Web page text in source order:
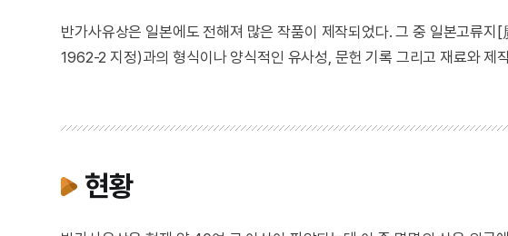
반가사유상은 일본에도 전해져 많은 작품이 제작되었다. 그 중 일본고류
1962-2 지정)과의 형식이나 양식적인 유사성, 문헌 기록 그리고 재료와 제
현황